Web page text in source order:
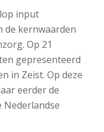
input
de kernwaarden
Op 21
gepresenteerd
in Zeist. Op deze
eerder de
Nederlandse